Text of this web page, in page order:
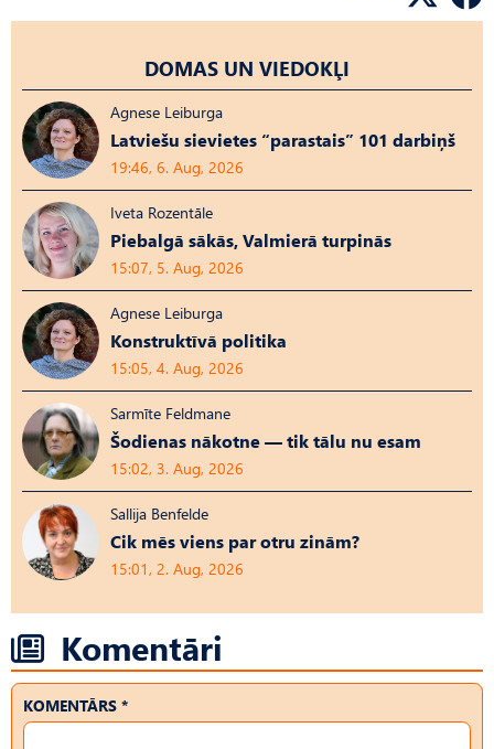
DOMAS UN VIEDOKĻI
Agnese Leiburga
Latviešu sievietes “parastais” 101 darbiņš
19:46, 6. Aug, 2026
Iveta Rozentāle
Piebalgā sākās, Valmierā turpinās
15:07, 5. Aug, 2026
Agnese Leiburga
Konstruktīvā politika
15:05, 4. Aug, 2026
Sarmīte Feldmane
Šodienas nākotne — tik tālu nu esam
15:02, 3. Aug, 2026
Sallija Benfelde
Cik mēs viens par otru zinām?
15:01, 2. Aug, 2026
Komentāri
KOMENTĀRS *